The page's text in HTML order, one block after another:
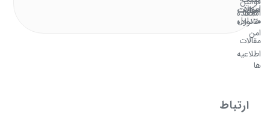
اصلی
امکانات
خانواده
امن
مقالات
اطلاعیه
ها
امن
استفاده
سوالات
متداول
ارتباط